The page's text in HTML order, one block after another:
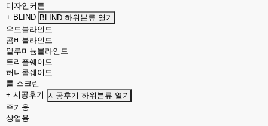
디자인커튼
+ BLIND BLIND 하위분류 열기
우드블라인드
콤비블라인드
알루미늄블라인드
트리플쉐이드
허니콤쉐이드
롤 스크린
+ 시공후기 시공후기 하위분류 열기
주거용
상업용